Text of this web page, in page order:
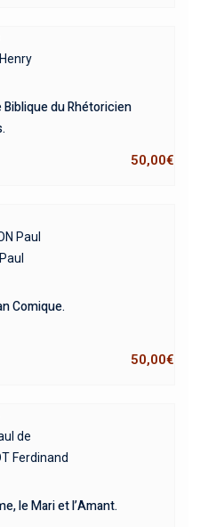
Biblique du Rhétoricien
50,00€
Paul
Comique.
50,00€
de
Ferdinand
le Mari et l’Amant.